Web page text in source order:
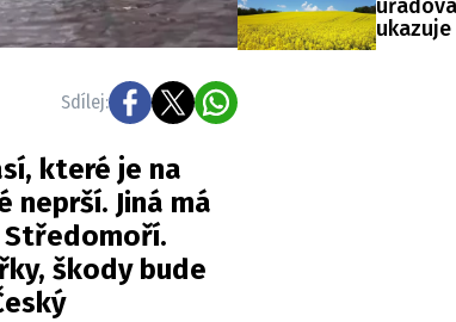
Sdílej:
které je na
Jiná má
škody bude